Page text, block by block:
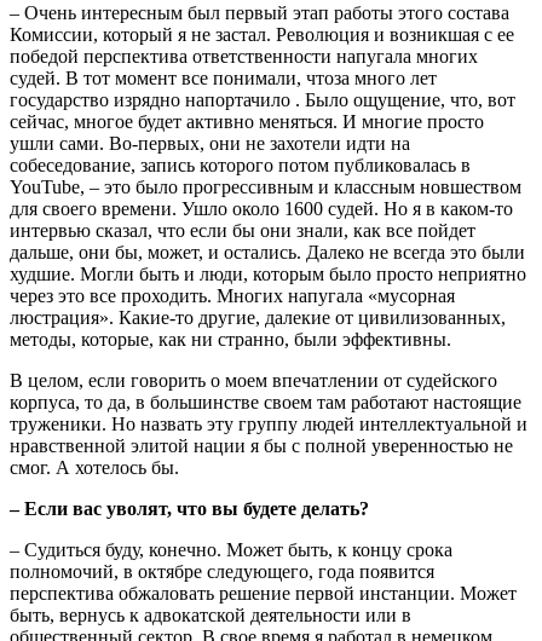
– Очень интересным был первый этап работы этого состава
Комиссии, который я не застал. Революция и возникшая с ее
победой перспектива ответственности напугала многих
судей. В тот момент все понимали, чтоза много лет
государство изрядно напортачило . Было ощущение, что, вот
сейчас, многое будет активно меняться. И многие просто
ушли сами. Во-первых, они не захотели идти на
собеседование, запись которого потом публиковалась в
YouTube, – это было прогрессивным и классным новшеством
для своего времени. Ушло около 1600 судей. Но я в каком-то
интервью сказал, что если бы они знали, как все пойдет
дальше, они бы, может, и остались. Далеко не всегда это были
худшие. Могли быть и люди, которым было просто неприятно
через это все проходить. Многих напугала «мусорная
люстрация». Какие-то другие, далекие от цивилизованных,
методы, которые, как ни странно, были эффективны.
В целом, если говорить о моем впечатлении от судейского
корпуса, то да, в большинстве своем там работают настоящие
труженики. Но назвать эту группу людей интеллектуальной и
нравственной элитой нации я бы с полной уверенностью не
смог. А хотелось бы.
– Если вас уволят, что вы будете делать?
– Судиться буду, конечно. Может быть, к концу срока
полномочий, в октябре следующего, года появится
перспектива обжаловать решение первой инстанции. Может
быть, вернусь к адвокатской деятельности или в
общественный сектор. В свое время я работал в немецком